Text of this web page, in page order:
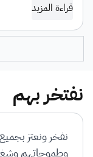
قراءة المزيد
نفتخر بهم
نفخر ونعتز
وطموحاتهم